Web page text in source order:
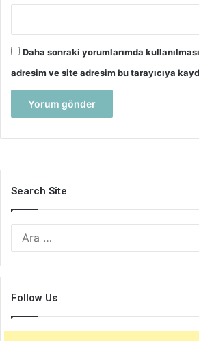
Daha sonraki yorumlarımda
adresim ve site adresim bu tarayıcıya
Search Site
Follow Us